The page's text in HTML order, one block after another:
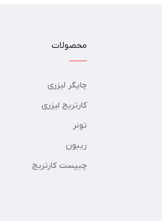
محصولات
چاپگر لیزری
کارتریج لیزری
تونر
ریبون
چیپست کارتریج